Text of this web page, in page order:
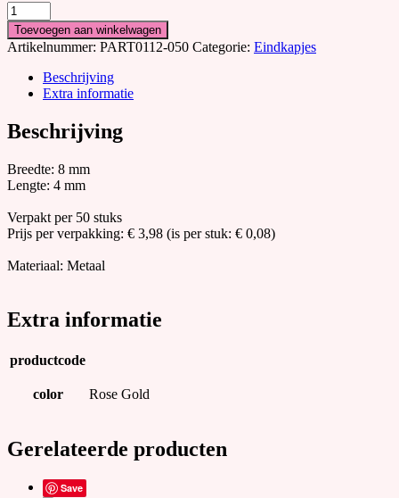
Eindkapje,
recht,
voor
bv.
leer,
binnenmaat
8x4mm,
Rose
aantal
Toevoegen aan winkelwagen
Artikelnummer: PART0112-050 Categorie: Eindkapjes
Beschrijving
Extra informatie
Beschrijving
Breedte: 8 mm
Lengte: 4 mm
Verpakt per 50 stuks
Prijs per verpakking: € 3,98 (is per stuk: € 0,08)
Materiaal: Metaal
Extra informatie
productcode
color Rose Gold
Gerelateerde producten
Save